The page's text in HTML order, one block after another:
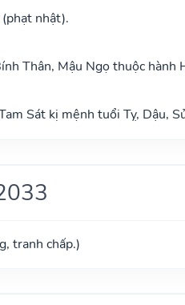
(phạt nhật).
Thân, Mậu Ngọ thuộc hành
Sát kị mệnh tuổi Tỵ, Dậu,
tranh chấp.)